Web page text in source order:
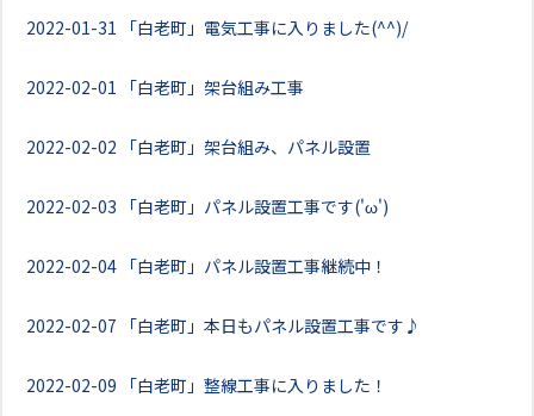
2022-01-31 「白老町」電気工事に入りました(^^)/
2022-02-01 「白老町」架台組み工事
2022-02-02 「白老町」架台組み、パネル設置
2022-02-03 「白老町」パネル設置工事です('ω')
2022-02-04 「白老町」パネル設置工事継続中！
2022-02-07 「白老町」本日もパネル設置工事です♪
2022-02-09 「白老町」整線工事に入りました！